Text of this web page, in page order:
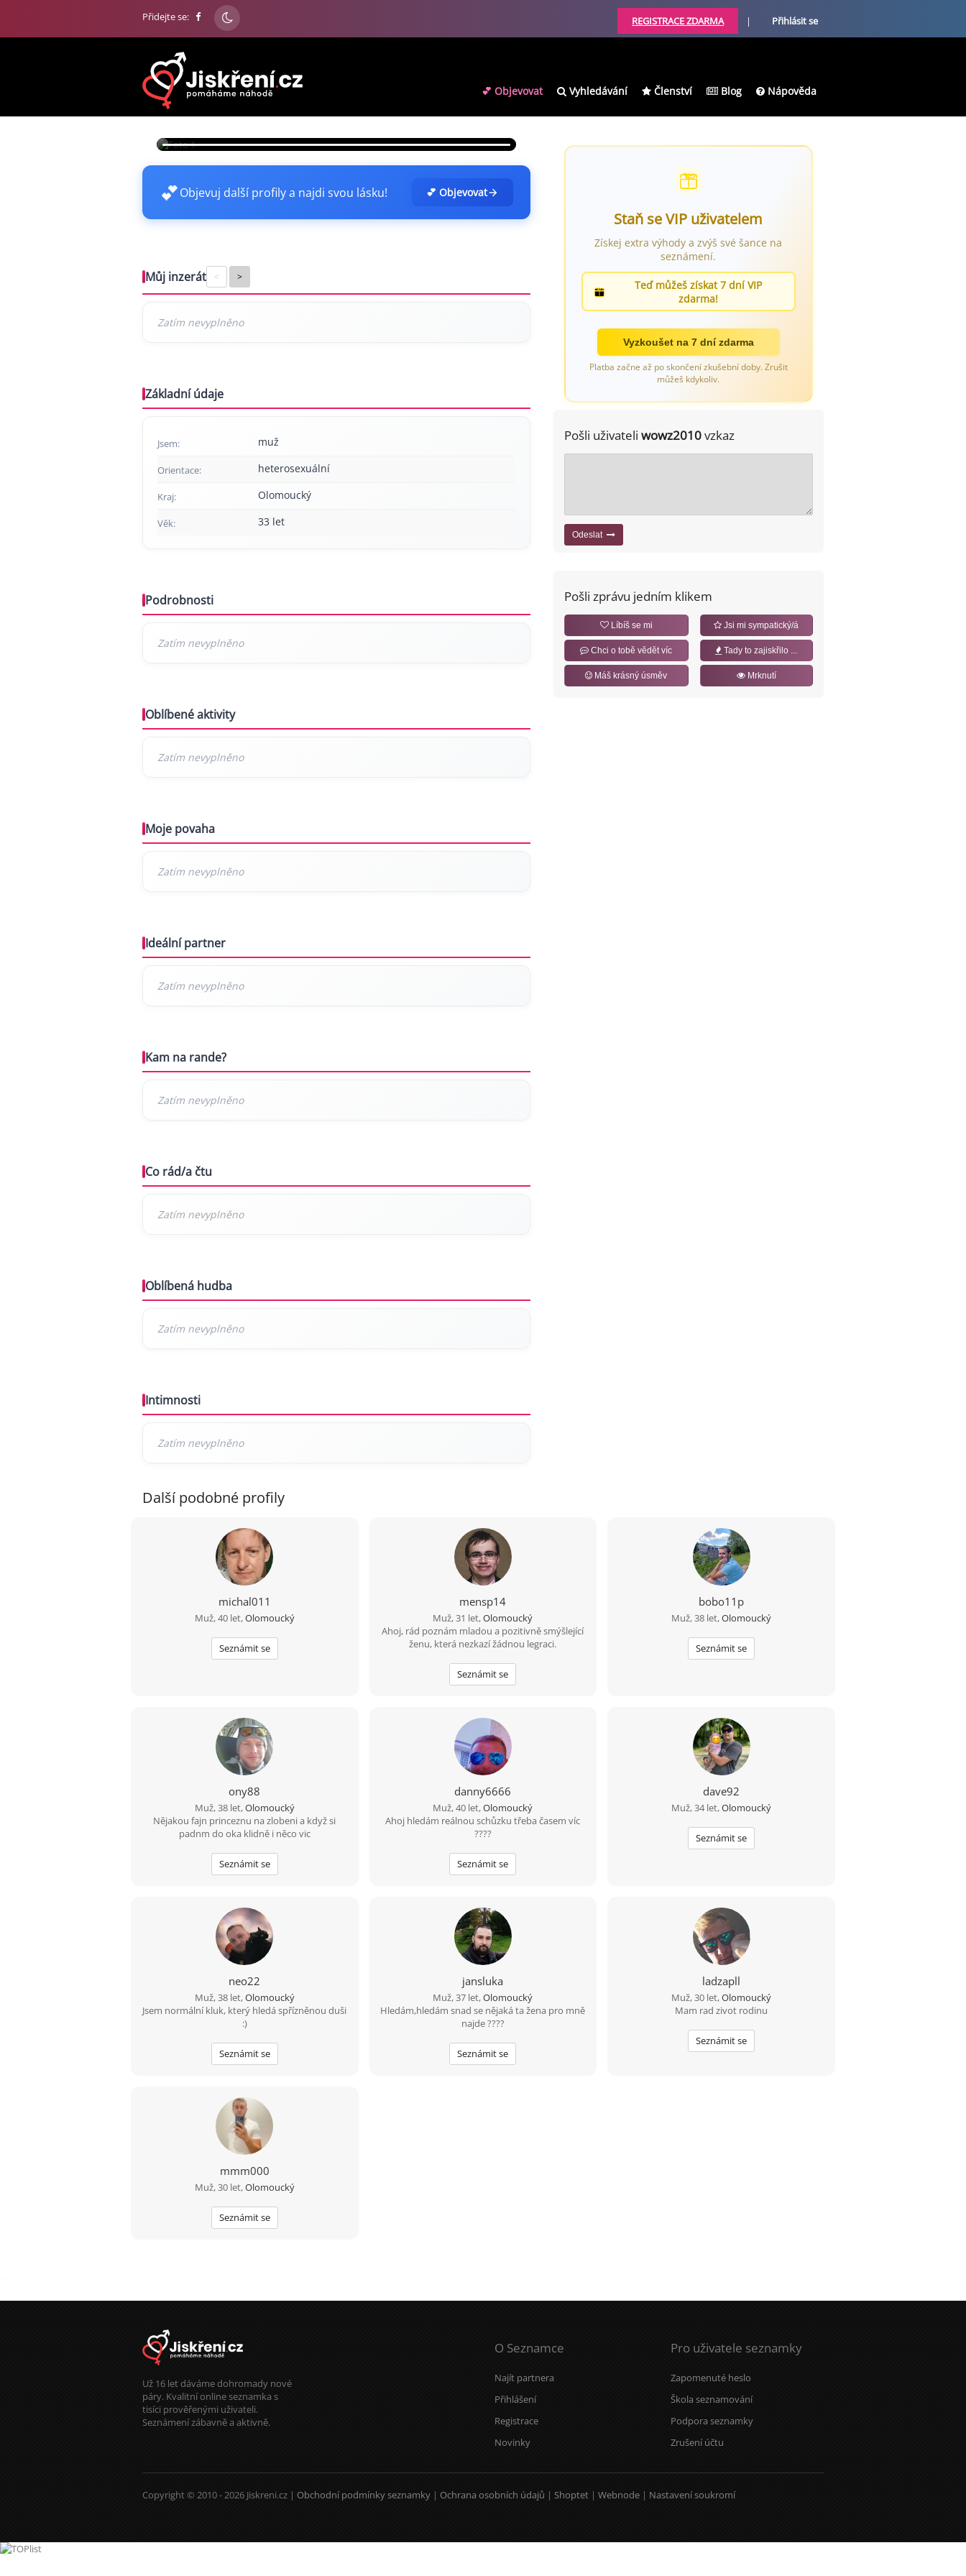
Přidejte se: REGISTRACE ZDARMA | Přihlásit se
💕 Objevovat Vyhledávání Členství Blog Nápověda
💕Objevuj další profily a najdi svou lásku! 💕 Objevovat
Můj inzerát < >
Základní údaje
Jsem: muž
Orientace: heterosexuální
Kraj: Olomoucký
Věk: 33 let
Podrobnosti
Oblíbené aktivity
Moje povaha
Ideální partner
Kam na rande?
Co rád/a čtu
Oblíbená hudba
Intimnosti
Staň se VIP uživatelem
Získej extra výhody a zvýš své šance na
seznámení.
Teď můžeš získat 7 dní VIP
zdarma!
Vyzkoušet na 7 dní zdarma
Platba začne až po skončení zkušební doby. Zrušit
můžeš kdykoliv.
Pošli uživateli wowz2010vzkaz
Odeslat
Pošli zprávu jedním klikem
Líbíš se mi Jsi mi sympatický/á
Chci o tobě vědět víc Tady to zajiskřilo ...
Máš krásný úsměv Mrknutí
Další podobné profily
michal011
Muž, 40 let,Olomoucký
Seznámit se
mensp14
Muž, 31 let,Olomoucký
Ahoj, rád poznám mladou a pozitivně smýšlející
ženu, která nezkazí žádnou legraci.
Seznámit se
bobo11p
Muž, 38 let,Olomoucký
Seznámit se
ony88
Muž, 38 let,Olomoucký
Nějakou fajn princeznu na zlobeni a když si
padnm do oka klidně i něco vic
Seznámit se
danny6666
Muž, 40 let,Olomoucký
Ahoj hledám reálnou schůzku třeba časem víc
????
Seznámit se
dave92
Muž, 34 let,Olomoucký
Seznámit se
neo22
Muž, 38 let,Olomoucký
Jsem normální kluk, který hledá spřízněnou duši
:)
Seznámit se
jansluka
Muž, 37 let,Olomoucký
Hledám,hledám snad se nějaká ta žena pro mně
najde ????
Seznámit se
ladzapll
Muž, 30 let,Olomoucký
Mam rad zivot rodinu
Seznámit se
mmm000
Muž, 30 let,Olomoucký
Seznámit se
Už 16 let dáváme dohromady nové
páry. Kvalitní online seznamka s
tisíci prověřenými uživateli.
Seznámení zábavně a aktivně.
O Seznamce
Najít partnera
Přihlášení
Registrace
Novinky
Pro uživatele seznamky
Zapomenuté heslo
Škola seznamování
Podpora seznamky
Zrušení účtu
Copyright © 2010 - 2026 Jiskreni.cz | Obchodní podmínky seznamky | Ochrana osobních údajů | Shoptet | Webnode | Nastavení soukromí